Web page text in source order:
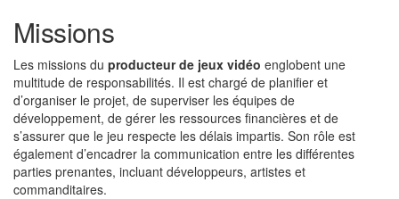
Missions
Les missions du producteur de jeux vidéo englobent une
multitude de responsabilités. Il est chargé de planifier et
d’organiser le projet, de superviser les équipes de
développement, de gérer les ressources financières et de
s’assurer que le jeu respecte les délais impartis. Son rôle est
également d’encadrer la communication entre les différentes
parties prenantes, incluant développeurs, artistes et
commanditaires.